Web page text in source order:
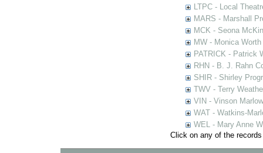
LTPC - Local
MARS - Marshall
MCK - Seona
MW - Monica
PATRICK - Patrick
RHN - B. J. Rahn
SHIR - Shirley
TWV - Terry
VIN - Vinson
WAT - Watkins-
WEL - Mary Anne
Click on any of the